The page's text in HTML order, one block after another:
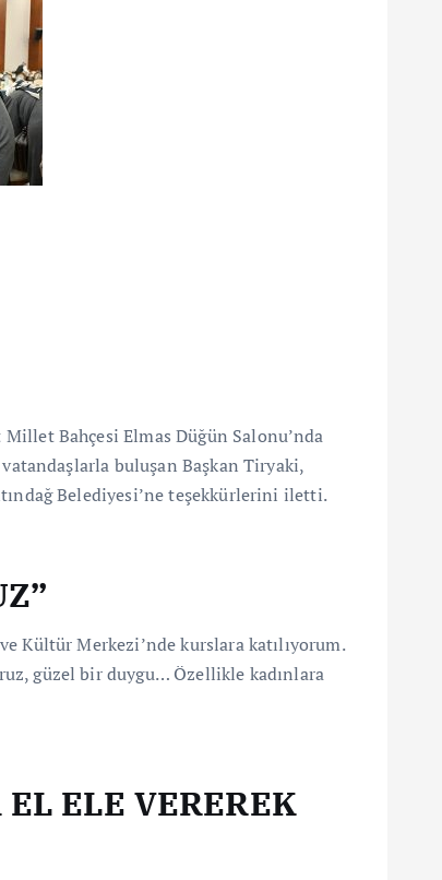
Bahçesi Elmas Düğün Salonu’nda
buluşan Başkan Tiryaki,
Belediyesi’ne teşekkürlerini iletti.
Kültür Merkezi’nde kurslara katılıyorum.
güzel bir duygu… Özellikle kadınlara
ELE VEREREK